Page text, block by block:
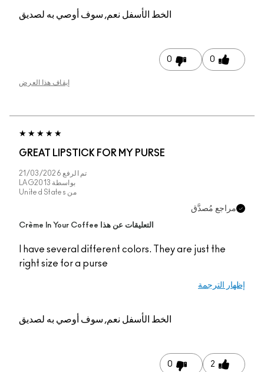
الخط الأسفلنعم, سوف أوصي به لصديق
0
0
إيقاف هذا العرض
GREAT LIPSTICK FOR MY PURSE
تم الرفع 21/03/2026
بواسطة LAG2013
من United States
مراجع مُصدَّق
التعليقات عن هذا Crème In Your Coffee
I have several different colors. They are just the
right size for a purse
إظهار الترجمة
الخط الأسفلنعم, سوف أوصي به لصديق
2
0